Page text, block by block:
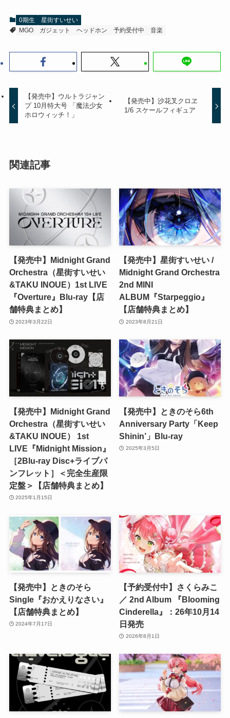
0期生
星街すいせい
MGO
ガジェット ヘッドホン 予約受付中 音楽
【発売中】ウルトラジャン
プ 10月特大号 「魔法少女
ホロウィッチ！」
【発売中】沙花叉クロヱ
1/6 スケールフィギュア
関連記事
【発売中】Midnight Grand
Orchestra（星街すいせい
&TAKU INOUE）1st LIVE
『Overture』Blu-ray【店
舗特典まとめ】
2023年3月22日
【発売中】星街すいせい /
Midnight Grand Orchestra
2nd MINI
ALBUM『Starpeggio』
【店舗特典まとめ】
2023年8月21日
【発売中】Midnight Grand
Orchestra（星街すいせい
&TAKU INOUE） 1st
LIVE『Midnight Mission』
［2Blu-ray Disc+ライブパ
ンフレット］＜完全生産限
定盤＞【店舗特典まとめ】
2025年1月15日
【発売中】ときのそら6th
Anniversary Party「Keep
Shinin’」Blu-ray
2025年3月5日
【発売中】ときのそら
Single『おかえりなさい』
【店舗特典まとめ】
2024年7月17日
【予約受付中】さくらみこ
／ 2nd Album 『Blooming
Cinderella』：26年10月14
日発売
2026年8月1日